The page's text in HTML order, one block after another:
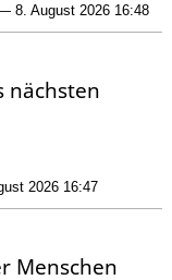
8. August 2026 16:48
nächsten
2026 16:47
Menschen